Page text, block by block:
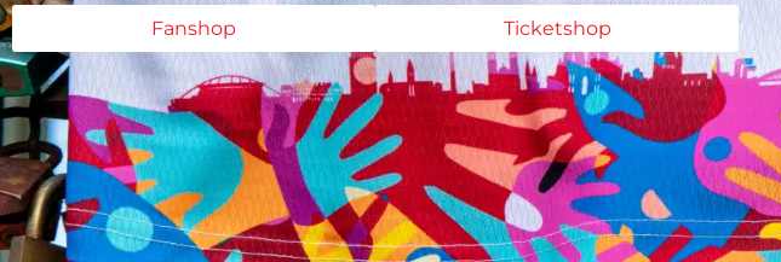
Fanshop Ticketshop